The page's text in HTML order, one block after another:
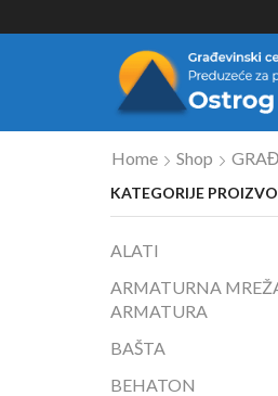
Home Shop
KATEGORIJE
ALATI
ARMATURNA
ARMATURA
BAŠTA
BEHATON